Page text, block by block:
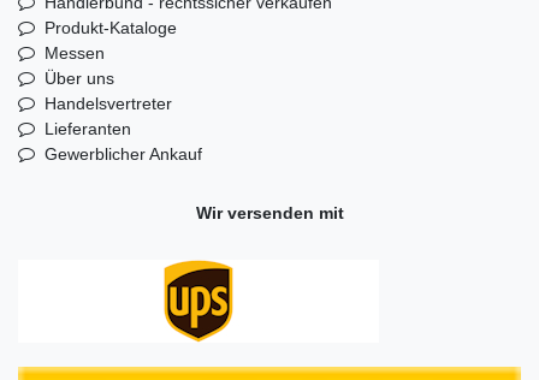
Produkt-Kataloge
Messen
Über uns
Handelsvertreter
Lieferanten
Gewerblicher Ankauf
Wir versenden mit